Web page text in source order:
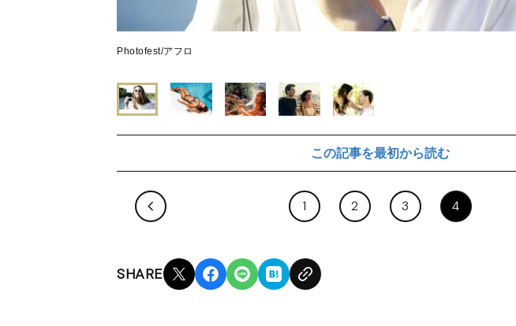
Photofest/アフロ
この記事を最初から読む
1 2 3 4
SHARE